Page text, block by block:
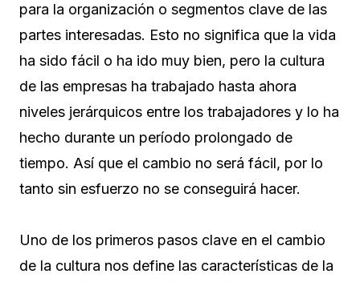
para la organización o segmentos clave de las
partes interesadas. Esto no significa que la vida
ha sido fácil o ha ido muy bien, pero la cultura
de las empresas ha trabajado hasta ahora
niveles jerárquicos entre los trabajadores y lo ha
hecho durante un período prolongado de
tiempo. Así que el cambio no será fácil, por lo
tanto sin esfuerzo no se conseguirá hacer.
Uno de los primeros pasos clave en el cambio
de la cultura nos define las características de la